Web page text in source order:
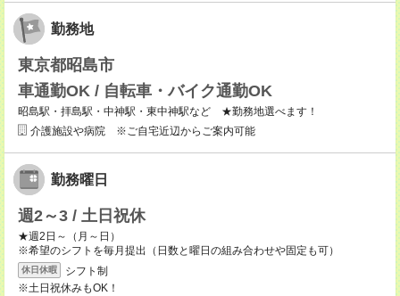
勤務地
東京都昭島市
車通勤OK / 自転車・バイク通勤OK
昭島駅・拝島駅・中神駅・東中神駅など ★勤務地選べます！
介護施設や病院 ※ご自宅近辺からご案内可能
勤務曜日
週2～3 / 土日祝休
★週2日～（月～日）
※希望のシフトを毎月提出（日数と曜日の組み合わせや固定も可）
休日休暇
シフト制
※土日祝休みもOK！